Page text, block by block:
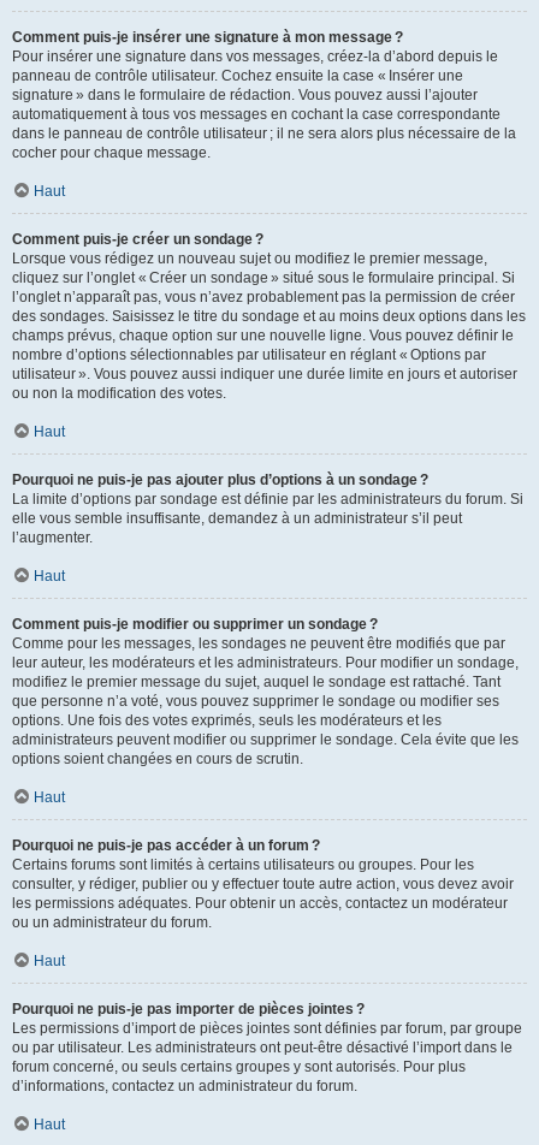
Comment puis-je insérer une signature à mon message ?
Pour insérer une signature dans vos messages, créez-la d’abord depuis le
panneau de contrôle utilisateur. Cochez ensuite la case « Insérer une
signature » dans le formulaire de rédaction. Vous pouvez aussi l’ajouter
automatiquement à tous vos messages en cochant la case correspondante
dans le panneau de contrôle utilisateur ; il ne sera alors plus nécessaire de la
cocher pour chaque message.
Haut
Comment puis-je créer un sondage ?
Lorsque vous rédigez un nouveau sujet ou modifiez le premier message,
cliquez sur l’onglet « Créer un sondage » situé sous le formulaire principal. Si
l’onglet n’apparaît pas, vous n’avez probablement pas la permission de créer
des sondages. Saisissez le titre du sondage et au moins deux options dans les
champs prévus, chaque option sur une nouvelle ligne. Vous pouvez définir le
nombre d’options sélectionnables par utilisateur en réglant « Options par
utilisateur ». Vous pouvez aussi indiquer une durée limite en jours et autoriser
ou non la modification des votes.
Haut
Pourquoi ne puis-je pas ajouter plus d’options à un sondage ?
La limite d’options par sondage est définie par les administrateurs du forum. Si
elle vous semble insuffisante, demandez à un administrateur s’il peut
l’augmenter.
Haut
Comment puis-je modifier ou supprimer un sondage ?
Comme pour les messages, les sondages ne peuvent être modifiés que par
leur auteur, les modérateurs et les administrateurs. Pour modifier un sondage,
modifiez le premier message du sujet, auquel le sondage est rattaché. Tant
que personne n’a voté, vous pouvez supprimer le sondage ou modifier ses
options. Une fois des votes exprimés, seuls les modérateurs et les
administrateurs peuvent modifier ou supprimer le sondage. Cela évite que les
options soient changées en cours de scrutin.
Haut
Pourquoi ne puis-je pas accéder à un forum ?
Certains forums sont limités à certains utilisateurs ou groupes. Pour les
consulter, y rédiger, publier ou y effectuer toute autre action, vous devez avoir
les permissions adéquates. Pour obtenir un accès, contactez un modérateur
ou un administrateur du forum.
Haut
Pourquoi ne puis-je pas importer de pièces jointes ?
Les permissions d’import de pièces jointes sont définies par forum, par groupe
ou par utilisateur. Les administrateurs ont peut-être désactivé l’import dans le
forum concerné, ou seuls certains groupes y sont autorisés. Pour plus
d’informations, contactez un administrateur du forum.
Haut